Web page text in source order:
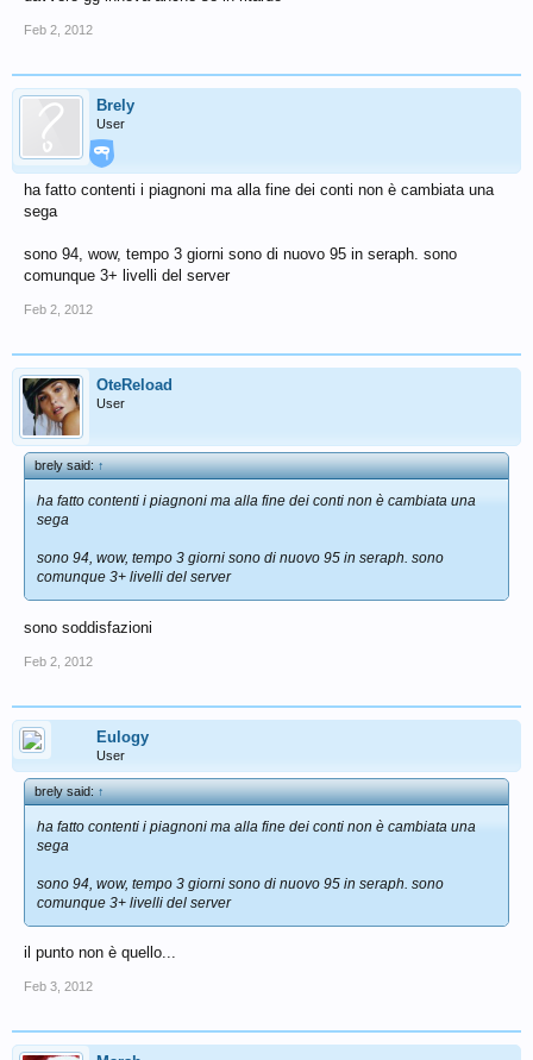
Feb 2, 2012
Brely
User
ha fatto contenti i piagnoni ma alla fine dei conti non è cambiata una
sega
sono 94, wow, tempo 3 giorni sono di nuovo 95 in seraph. sono
comunque 3+ livelli del server
Feb 2, 2012
OteReload
User
brely said:↑
ha fatto contenti i piagnoni ma alla fine dei conti non è cambiata una
sega
sono 94, wow, tempo 3 giorni sono di nuovo 95 in seraph. sono
comunque 3+ livelli del server
sono soddisfazioni
Feb 2, 2012
Eulogy
User
brely said:↑
ha fatto contenti i piagnoni ma alla fine dei conti non è cambiata una
sega
sono 94, wow, tempo 3 giorni sono di nuovo 95 in seraph. sono
comunque 3+ livelli del server
il punto non è quello...
Feb 3, 2012